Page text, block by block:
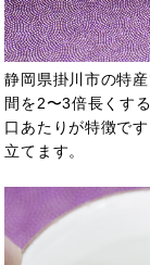
静岡県掛川市の特
間を2〜3倍長くす
口あたりが特徴で
立てます。